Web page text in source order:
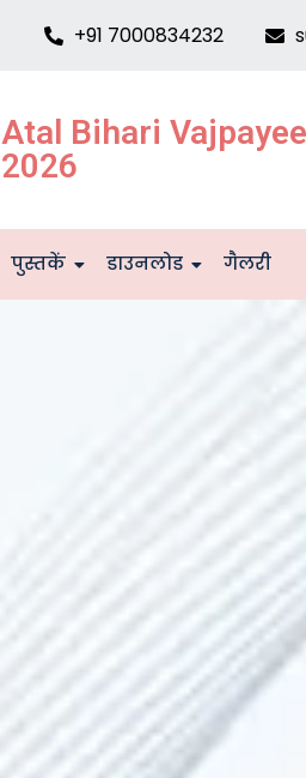
+91 7000834232
Atal Bihari
2026
पुस्तकें डाउनलोड गैलरी